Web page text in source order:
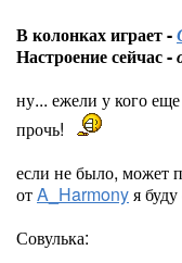
В колонках играет -
Настроение сейчас -
ну... ежели у кого
прочь!
если не было, может
отA_Harmonyя
Совулька: